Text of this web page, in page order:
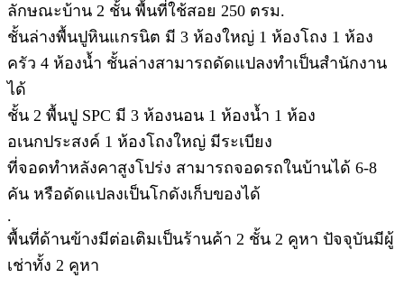
ลักษณะบ้าน 2 ชั้น พื้นที่ใช้สอย 250 ตรม.
ชั้นล่างพื้นปูหินแกรนิต มี 3 ห้องใหญ่ 1 ห้องโถง 1 ห้อง
ครัว 4 ห้องน้ำ ชั้นล่างสามารถดัดแปลงทำเป็นสำนักงาน
ได้
ชั้น 2 พื้นปู SPC มี 3 ห้องนอน 1 ห้องน้ำ 1 ห้อง
อเนกประสงค์ 1 ห้องโถงใหญ่ มีระเบียง
ที่จอดทำหลังคาสูงโปร่ง สามารถจอดรถในบ้านได้ 6-8
คัน หรือดัดแปลงเป็นโกดังเก็บของได้
.
พื้นที่ด้านข้างมีต่อเติมเป็นร้านค้า 2 ชั้น 2 คูหา ปัจจุบันมีผู้
เช่าทั้ง 2 คูหา